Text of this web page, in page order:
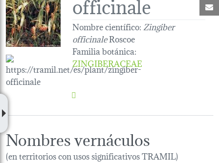
Nombre científico: Zingiber
officinaleRoscoe
Familia botánica:
ZINGIBERACEAE
Nombres vernáculos
(en territorios con usos significativos TRAMIL)